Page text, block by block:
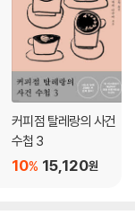
커피점 탈레랑의 사건
수첩 3
15,120원
10%